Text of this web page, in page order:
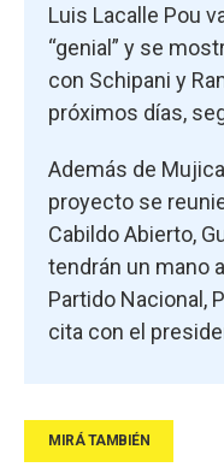
Luis Lacalle Pou
“genial” y se
con Schipani y
próximos días,
Además de
proyecto se
Cabildo Abierto,
tendrán un mano
Partido Nacional,
cita con el